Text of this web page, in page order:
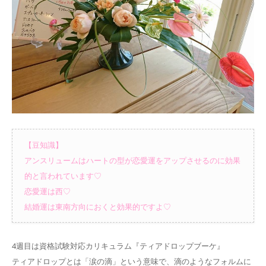
【豆知識】
アンスリュームはハートの型が恋愛運をアップさせるのに効果
的と言われています♡
恋愛運は西♡
結婚運は東南方向におくと効果的ですよ♡
4週目は資格試験対応カリキュラム『ティアドロップブーケ』
ティアドロップとは「涙の滴」という意味で、滴のようなフォルムに